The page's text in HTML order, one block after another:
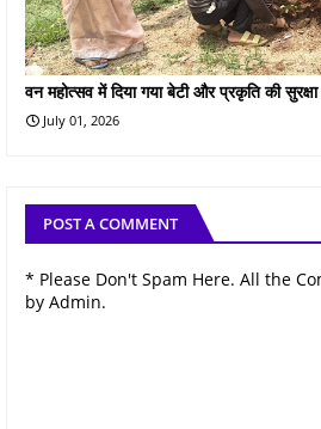
वन महोत्सव में दिया गया बेटी और प्रकृति की
July 01, 2026
POST A COMMENT
* Please Don't Spam Here. All the
by Admin.